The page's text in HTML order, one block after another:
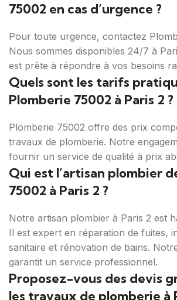
75002 en cas d’urgence ?
Pour toute urgence, contactez
Nous sommes disponibles 24/7 à
est prête à répondre à vos besoins
Quels sont les tarifs
Plomberie 75002 à Paris 2 ?
Plomberie 75002 offre des prix
travaux de plomberie. Notre
fournir un service de qualité à prix
Qui est l’artisan plombier
75002 à Paris 2 ?
Notre artisan plombier à Paris 2 est
Il est expert en réparation de fuites,
sanitaire et rénovation de bains.
garantit un service professionnel.
Proposez-vous des devis
les travaux de plomberie à